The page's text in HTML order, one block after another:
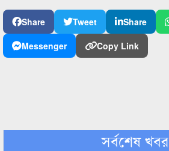
Share Tweet Share
Messenger
Copy Link
সর্বশেষ খবর